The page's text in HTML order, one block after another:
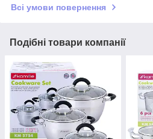
Всі умови повернення
Подібні товари компанії